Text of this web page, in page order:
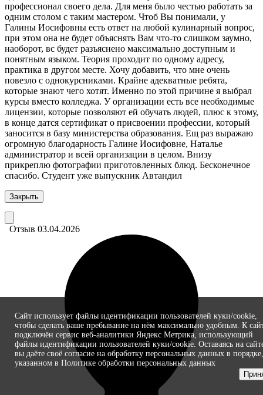
профессионал своего дела. Для меня было честью работать за
одним столом с таким мастером. Чтоб Вы понимали, у
Галины Иосифовны есть ответ на любой кулинарный вопрос,
при этом она не будет объяснять Вам что-то слишком заумно,
наоборот, вс будет разъяснено максимально доступным и
понятным языком. Теория проходит по одному адресу,
практика в другом месте. Хочу добавить, что мне очень
повезло с однокурсниками. Крайне адекватные ребята,
которые знают чего хотят. Именно по этой причине я выбрал
курсы вместо колледжа. У организации есть все необходимые
лицензии, которые позволяют ей обучать людей, плюс к этому,
в конце датся сертификат о присвоении профессии, который
заносится в базу министерства образования. Ещ раз выражаю
огромную благодарность Галине Иосифовне, Наталье
администратор и всей организации в целом. Внизу
прикреплю фотографии приготовленных блюд. Бесконечное
спасибо. Студент уже выпускник Автандил
Закрыть
Отзыв 03.04.2026
Сайт использует файлы идентификации пользователей куки/cookie,
чтобы сделать ваше пребывание на нём максимально удобным. К
подключён сервис веб-аналитики Яндекс Метрика, использующий
файлы идентификации пользователей куки/cookie. Оставаясь на
вы даёте своё согласие на обработку персональных данных в порядке,
указанном в Политике обработки персональных данных